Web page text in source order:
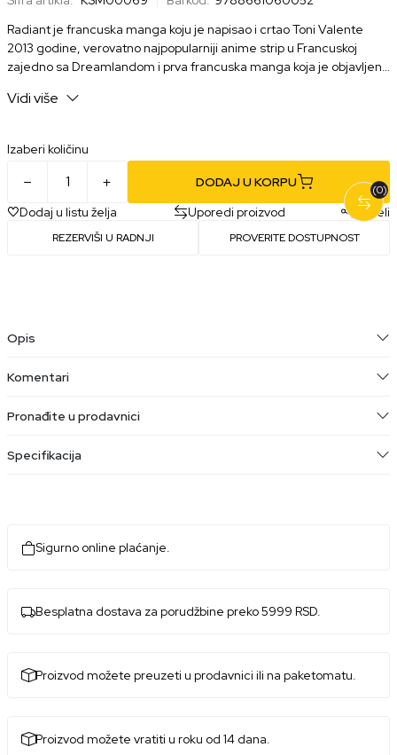
Radiant je francuska manga koju je napisao i crtao Toni Valente
2013 godine, verovatno najpopularniji anime strip u Francuskoj
zajedno sa Dreamlandom i prva francuska manga koja je objavljena
Vidi više
Izaberi količinu
DODAJ U KORPU
Dodaj u listu želja
Uporedi proizvod Podeli
REZERVIŠI U RADNJI PROVERITE DOSTUPNOST
(0)
Opis
Komentari
Pronađite u prodavnici
Specifikacija
Sigurno online plaćanje.
Besplatna dostava za porudžbine preko 5999 RSD.
Proizvod možete preuzeti u prodavnici ili na paketomatu.
Proizvod možete vratiti u roku od 14 dana.